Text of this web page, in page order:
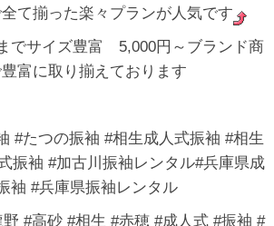
て揃った楽々プランが人気です
でサイズ豊富 5,000円～ブランド商
富に取り揃えております
#たつの振袖 #相生成人式振袖 #相生
振袖 #加古川振袖レンタル#兵庫県成
袖 #兵庫県振袖レンタル
#高砂 #相生 #赤穂 #成人式 #振袖 #